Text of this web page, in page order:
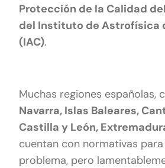
Protección de la Calidad
del Instituto de Astrofísica
(IAC).
Muchas regiones españolas,
Navarra, Islas Baleares,
Castilla y León,
cuentan con normativas
problema, pero